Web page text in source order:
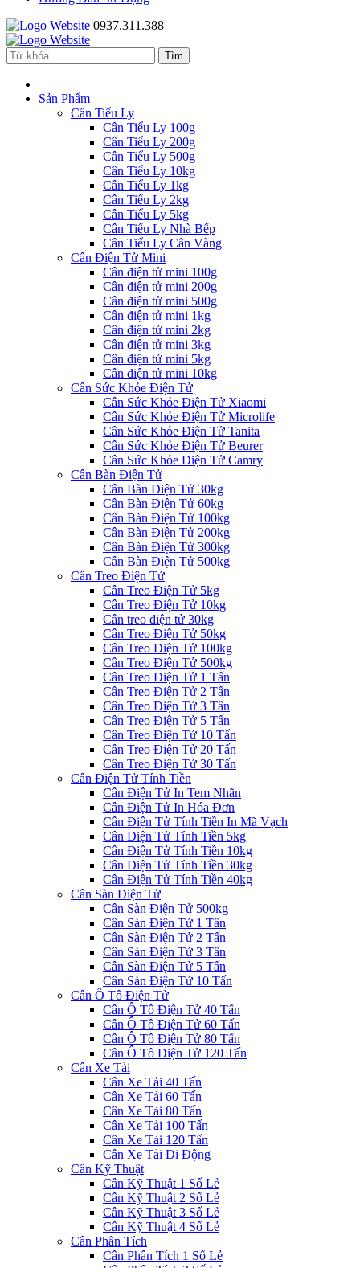
0937.311.388
Sản Phẩm
Cân Tiểu Ly
Cân Tiểu Ly 100g
Cân Tiểu Ly 200g
Cân Tiểu Ly 500g
Cân Tiểu Ly 10kg
Cân Tiểu Ly 1kg
Cân Tiểu Ly 2kg
Cân Tiểu Ly 5kg
Cân Tiểu Ly Nhà Bếp
Cân Tiểu Ly Cân Vàng
Cân Điện Tử Mini
Cân điện tử mini 100g
Cân điện tử mini 200g
Cân điện tử mini 500g
Cân điện tử mini 1kg
Cân điện tử mini 2kg
Cân điện tử mini 3kg
Cân điện tử mini 5kg
Cân điện tử mini 10kg
Cân Sức Khỏe Điện Tử
Cân Sức Khỏe Điện Tử Xiaomi
Cân Sức Khỏe Điện Tử Microlife
Cân Sức Khỏe Điện Tử Tanita
Cân Sức Khỏe Điện Tử Beurer
Cân Sức Khỏe Điện Tử Camry
Cân Bàn Điện Tử
Cân Bàn Điện Tử 30kg
Cân Bàn Điện Tử 60kg
Cân Bàn Điện Tử 100kg
Cân Bàn Điện Tử 200kg
Cân Bàn Điện Tử 300kg
Cân Bàn Điện Tử 500kg
Cân Treo Điện Tử
Cân Treo Điện Tử 5kg
Cân Treo Điện Tử 10kg
Cân treo điện tử 30kg
Cân Treo Điện Tử 50kg
Cân Treo Điện Tử 100kg
Cân Treo Điện Tử 500kg
Cân Treo Điện Tử 1 Tấn
Cân Treo Điện Tử 2 Tấn
Cân Treo Điện Tử 3 Tấn
Cân Treo Điện Tử 5 Tấn
Cân Treo Điện Tử 10 Tấn
Cân Treo Điện Tử 20 Tấn
Cân Treo Điện Tử 30 Tấn
Cân Điện Tử Tính Tiền
Cân Điện Tử In Tem Nhãn
Cân Điện Tử In Hóa Đơn
Cân Điện Tử Tính Tiền In Mã Vạch
Cân Điện Tử Tính Tiền 5kg
Cân Điện Tử Tính Tiền 10kg
Cân Điện Tử Tính Tiền 30kg
Cân Điện Tử Tính Tiền 40kg
Cân Sàn Điện Tử
Cân Sàn Điện Tử 500kg
Cân Sàn Điện Tử 1 Tấn
Cân Sàn Điện Tử 2 Tấn
Cân Sàn Điện Tử 3 Tấn
Cân Sàn Điện Tử 5 Tấn
Cân Sàn Điện Tử 10 Tấn
Cân Ô Tô Điện Tử
Cân Ô Tô Điện Tử 40 Tấn
Cân Ô Tô Điện Tử 60 Tấn
Cân Ô Tô Điện Tử 80 Tấn
Cân Ô Tô Điện Tử 120 Tấn
Cân Xe Tải
Cân Xe Tải 40 Tấn
Cân Xe Tải 60 Tấn
Cân Xe Tải 80 Tấn
Cân Xe Tải 100 Tấn
Cân Xe Tải 120 Tấn
Cân Xe Tải Di Động
Cân Kỹ Thuật
Cân Kỹ Thuật 1 Số Lẻ
Cân Kỹ Thuật 2 Số Lẻ
Cân Kỹ Thuật 3 Số Lẻ
Cân Kỹ Thuật 4 Số Lẻ
Cân Phân Tích
Cân Phân Tích 1 Số Lẻ